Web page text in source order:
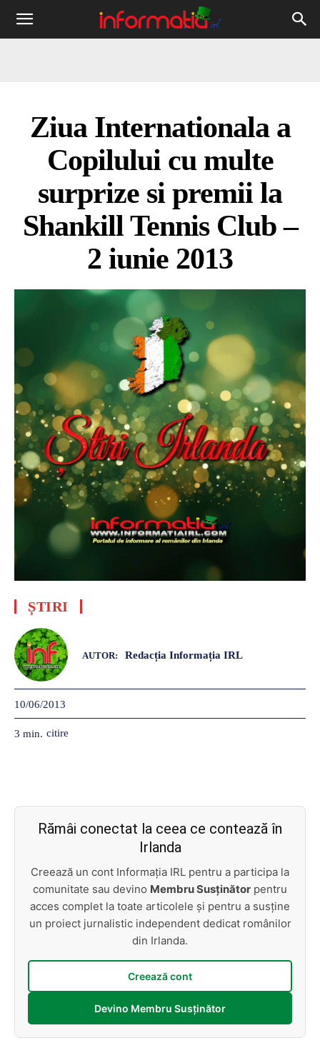
Informația
Ziua Internationala a
Copilului cu multe
surprize si premii la
Shankill Tennis Club –
2 iunie 2013
ȘTIRI
AUTOR: Redacția Informația IRL
10/06/2013
3 min. citire
Rămâi conectat la ceea ce contează în
Irlanda
Creează un cont Informația IRL pentru a participa la
comunitate sau devino Membru Susținător pentru
acces complet la toate articolele și pentru a susține
un proiect jurnalistic independent dedicat românilor
din Irlanda.
Creează cont
Devino Membru Susținător